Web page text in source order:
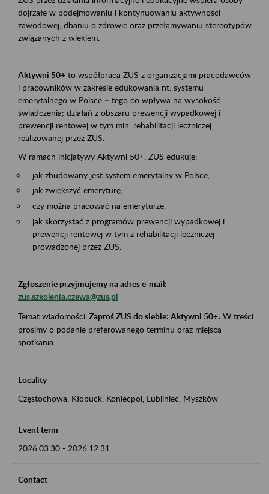
dojrzałe w podejmowaniu i kontynuowaniu aktywności
zawodowej, dbaniu o zdrowie oraz przełamywaniu stereotypów
związanych z wiekiem.
Aktywni 50+ to współpraca ZUS z organizacjami pracodawców
i pracowników w zakresie edukowania nt. systemu
emerytalnego w Polsce – tego co wpływa na wysokość
świadczenia; działań z obszaru prewencji wypadkowej i
prewencji rentowej w tym min. rehabilitacji leczniczej
realizowanej przez ZUS.
W ramach inicjatywy Aktywni 50+, ZUS edukuje:
jak zbudowany jest system emerytalny w Polsce,
jak zwiększyć emeryturę,
czy można pracować na emeryturze,
jak skorzystać z programów prewencji wypadkowej i
prewencji rentowej w tym z rehabilitacji leczniczej
prowadzonej przez ZUS.
Zgłoszenie przyjmujemy na adres e-mail:
zus.szkolenia.czewa@zus.pl
Temat wiadomości:Zaproś ZUS do siebie: Aktywni 50+. W treści
prosimy o podanie preferowanego terminu oraz miejsca
spotkania.
Locality
Częstochowa, Kłobuck, Koniecpol, Lubliniec, Myszków
Event term
2026.03.30 - 2026.12.31
Contact